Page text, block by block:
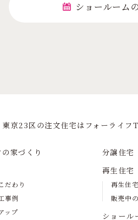
ショールーム
京23区の注⽂住宅はフォーライフ
家づくり
だわり
事例
ップ
分譲住宅
再生住宅
再生住
販売中
ショール